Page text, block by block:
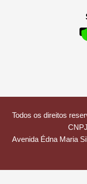
Todos os direitos
Avenida Édna Maria